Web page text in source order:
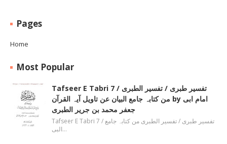
Pages
Home
Most Popular
Tafseer E Tabri 7 / تفسیر طبری / تفسیر الطبری
من کتابہ جامع البیان عن تاویل آیہ القرآن by امام ابی
جعفر محمد بن جریر الطبری
Tafseer E Tabri 7 / تفسیر طبری / تفسیر الطبری من کتابہ جامع
البی…